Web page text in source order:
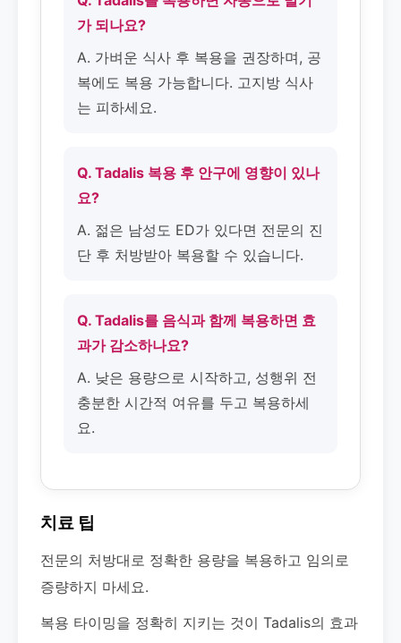
가 되나요?
A. 가벼운 식사 후 복용을 권장하며, 공
복에도 복용 가능합니다. 고지방 식사
는 피하세요.
Q. Tadalis 복용 후 안구에 영향이 있나
요?
A. 젊은 남성도 ED가 있다면 전문의 진
단 후 처방받아 복용할 수 있습니다.
Q. Tadalis를 음식과 함께 복용하면 효
과가 감소하나요?
A. 낮은 용량으로 시작하고, 성행위 전
충분한 시간적 여유를 두고 복용하세
요.
치료 팁
전문의 처방대로 정확한 용량을 복용하고 임의로
증량하지 마세요.
복용 타이밍을 정확히 지키는 것이 Tadalis의 효과